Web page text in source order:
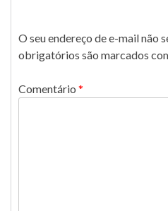
O seu endereço de e-mail não
obrigatórios são marcados
Comentário *